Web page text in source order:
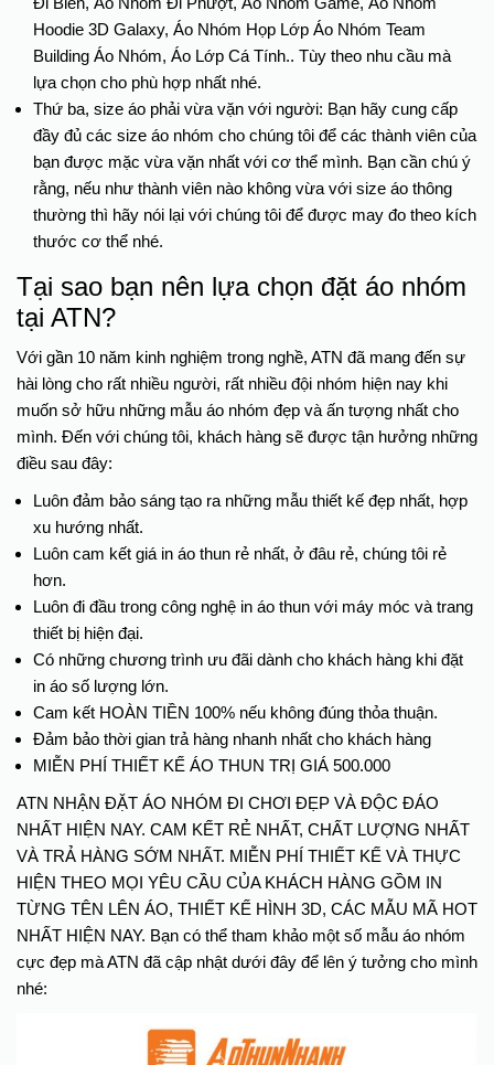
Hoodie 3D Galaxy, Áo Nhóm Họp Lớp Áo Nhóm Team
Building Áo Nhóm, Áo Lớp Cá Tính.. Tùy theo nhu cầu mà
lựa chọn cho phù hợp nhất nhé.
Thứ ba, size áo phải vừa vặn với người: Bạn hãy cung cấp
đầy đủ các size áo nhóm cho chúng tôi để các thành viên của
bạn được mặc vừa vặn nhất với cơ thể mình. Bạn cần chú ý
rằng, nếu như thành viên nào không vừa với size áo thông
thường thì hãy nói lại với chúng tôi để được may đo theo kích
thước cơ thể nhé.
Tại sao bạn nên lựa chọn đặt áo nhóm
tại ATN?
Với gần 10 năm kinh nghiệm trong nghề, ATN đã mang đến sự
hài lòng cho rất nhiều người, rất nhiều đội nhóm hiện nay khi
muốn sở hữu những mẫu áo nhóm đẹp và ấn tượng nhất cho
mình. Đến với chúng tôi, khách hàng sẽ được tận hưởng những
điều sau đây:
Luôn đảm bảo sáng tạo ra những mẫu thiết kế đẹp nhất, hợp
xu hướng nhất.
Luôn cam kết giá in áo thun rẻ nhất, ở đâu rẻ, chúng tôi rẻ
hơn.
Luôn đi đầu trong công nghệ in áo thun với máy móc và trang
thiết bị hiện đại.
Có những chương trình ưu đãi dành cho khách hàng khi đặt
in áo số lượng lớn.
Cam kết HOÀN TIỀN 100% nếu không đúng thỏa thuận.
Đảm bảo thời gian trả hàng nhanh nhất cho khách hàng
MIỄN PHÍ THIẾT KẾ ÁO THUN TRỊ GIÁ 500.000
ATN NHẬN ĐẶT ÁO NHÓM ĐI CHƠI ĐẸP VÀ ĐỘC ĐÁO
NHẤT HIỆN NAY. CAM KẾT RẺ NHẤT, CHẤT LƯỢNG NHẤT
VÀ TRẢ HÀNG SỚM NHẤT. MIỄN PHÍ THIẾT KẾ VÀ THỰC
HIỆN THEO MỌI YÊU CẦU CỦA KHÁCH HÀNG GỒM IN
TỪNG TÊN LÊN ÁO, THIẾT KẾ HÌNH 3D, CÁC MẪU MÃ HOT
NHẤT HIỆN NAY. Bạn có thể tham khảo một số mẫu áo nhóm
cực đẹp mà ATN đã cập nhật dưới đây để lên ý tưởng cho mình
nhé: